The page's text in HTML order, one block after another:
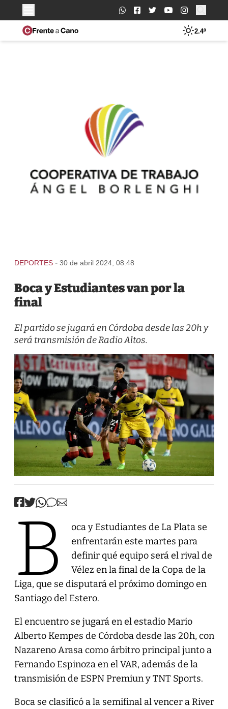
Buscar:
2.4º
DEPORTES - 30 de abril 2024, 08:48
Boca y Estudiantes van por la
final
El partido se jugará en Córdoba desde las 20h y
será transmisión de Radio Altos.
B
oca y Estudiantes de La Plata se
enfrentarán este martes para
definir qué equipo será el rival de
Vélez en la final de la Copa de la
Liga, que se disputará el próximo domingo en
Santiago del Estero.
El encuentro se jugará en el estadio Mario
Alberto Kempes de Córdoba desde las 20h, con
Nazareno Arasa como árbitro principal junto a
Fernando Espinoza en el VAR, además de la
transmisión de ESPN Premiun y TNT Sports.
Boca se clasificó a la semifinal al vencer a River